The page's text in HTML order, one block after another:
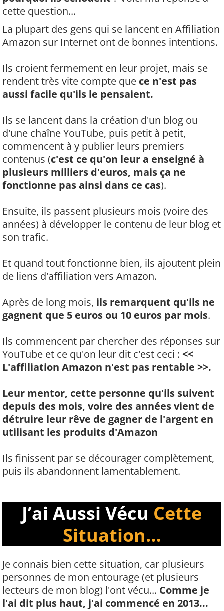
cette question...
La plupart des gens qui se lancent en Affiliation
Amazon sur Internet ont de bonnes intentions.
Ils croient fermement en leur projet, mais se
rendent très vite compte que ce n'est pas
aussi facile qu'ils le pensaient.
Ils se lancent dans la création d'un blog ou
d'une chaîne YouTube, puis petit à petit,
commencent à y publier leurs premiers
contenus (c'est ce qu'on leur a enseigné à
plusieurs milliers d'euros, mais ça ne
fonctionne pas ainsi dans ce cas).
Ensuite, ils passent plusieurs mois (voire des
années) à développer le contenu de leur blog et
son trafic.
Et quand tout fonctionne bien, ils ajoutent plein
de liens d'affiliation vers Amazon.
Après de long mois, ils remarquent qu'ils ne
gagnent que 5 euros ou 10 euros par mois.
Ils commencent par chercher des réponses sur
YouTube et ce qu'on leur dit c'est ceci : <<
L'affiliation Amazon n'est pas rentable >>.
Leur mentor, cette personne qu'ils suivent
depuis des mois, voire des années vient de
détruire leur rêve de gagner de l'argent en
utilisant les produits d'Amazon
Ils finissent par se décourager complètement,
puis ils abandonnent lamentablement.
J’ai Aussi Vécu Cette
Situation…
Je connais bien cette situation, car plusieurs
personnes de mon entourage (et plusieurs
lecteurs de mon blog) l'ont vécu... Comme je
l'ai dit plus haut, j'ai commencé en 2013...